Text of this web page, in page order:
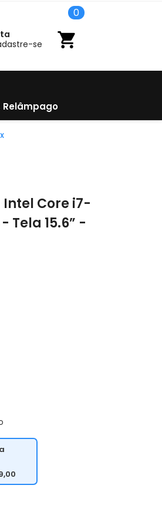
se
shopping_cart
0
Relâmpago
Intel Core i7-
- Tela 15.6” -